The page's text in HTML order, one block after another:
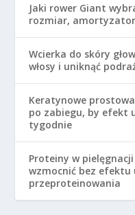
Jaki rower Giant
rozmiar, amortyzator
Wcierka do skóry
włosy i uniknąć
Keratynowe
po zabiegu, by efekt
tygodnie
Proteiny w
wzmocnić bez efektu
przeproteinowania